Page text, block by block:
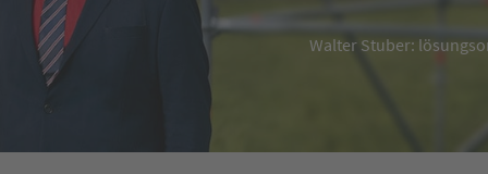
Walter Stuber: